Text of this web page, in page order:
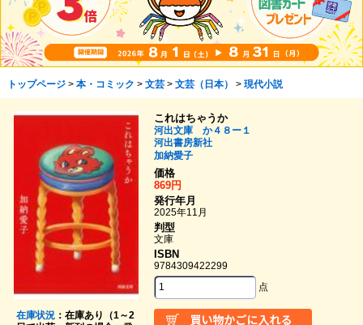
トップページ> 本・コミック > 文芸> 文芸（日本） > 現代小説
在庫状況：在庫あり（1～2
これはちゃうか
河出文庫 か４８ー１
河出書房新社
加納愛子
価格
869円
発行年月
2025年11月
判型
文庫
ISBN
9784309422299
点